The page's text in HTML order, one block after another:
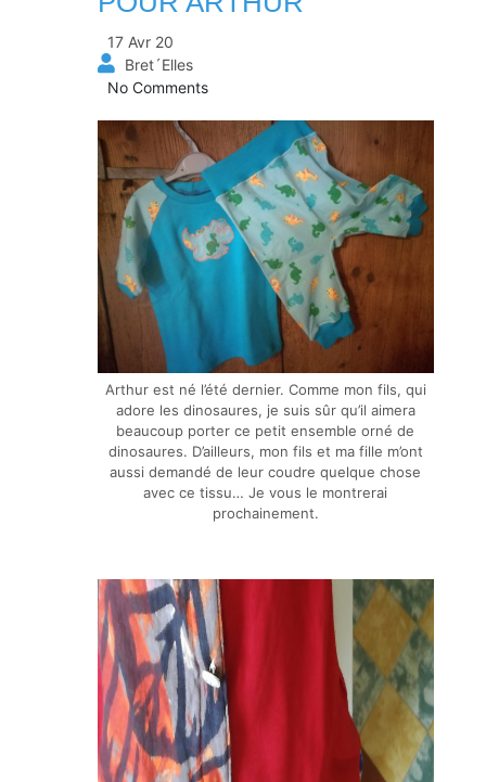
17 Avr 20
Bret´Elles
No Comments
Arthur est né l’été dernier. Comme mon fils, qui
adore les dinosaures, je suis sûr qu’il aimera
beaucoup porter ce petit ensemble orné de
dinosaures. D’ailleurs, mon fils et ma fille m’ont
aussi demandé de leur coudre quelque chose
avec ce tissu… Je vous le montrerai
prochainement.